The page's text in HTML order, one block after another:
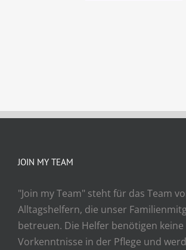
JOIN MY TEAM
"Join my Team" steht für das Team
Alltagshelfern, die unser
betreuen. Die Helfer benötigen keine
Vorkenntnisse in der Pflege und